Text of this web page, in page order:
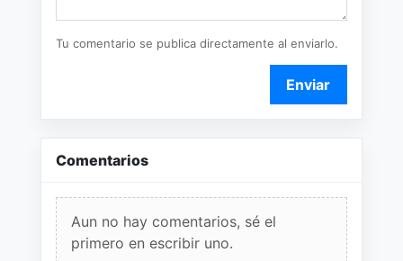
Tu comentario se publica directamente al enviarlo.
Enviar
Comentarios
Aun no hay comentarios, sé el
primero en escribir uno.